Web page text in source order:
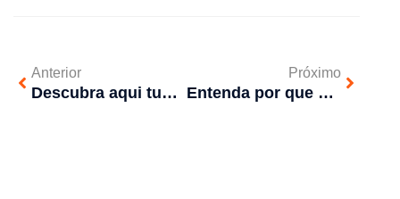
Anterior
Descubra aqui tudo sobre desentupimento de encanamentos de água da chuva
Próximo
Entenda por que sua empresa deve fazer o Controle de Pragas Urbanas